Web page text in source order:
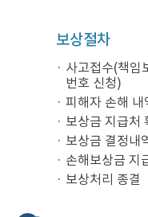
보상절차
사고접수(책임
번호 신청)
피해자 손해 내
보상금 지급처
보상금 결정내
손해보상금 지
보상처리 종결